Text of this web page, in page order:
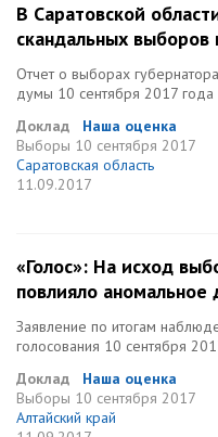
В Саратовской
скандальных выборов
Отчет о выборах
думы 10 сентября 2017 года
Доклад
Наша оценка
Выборы 10 сентября 2017
Саратовская область
11.09.2017
«Голос»: На исход
повлияло аномальное
Заявление по итогам
голосования 10 сентября
Доклад
Наша оценка
Выборы 10 сентября 2017
Алтайский край